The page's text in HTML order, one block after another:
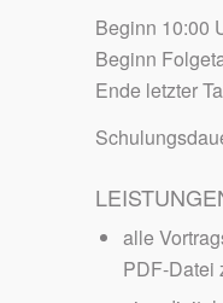
Beginn 10:00
Beginn
Ende letzter
alle
PDF-Datei